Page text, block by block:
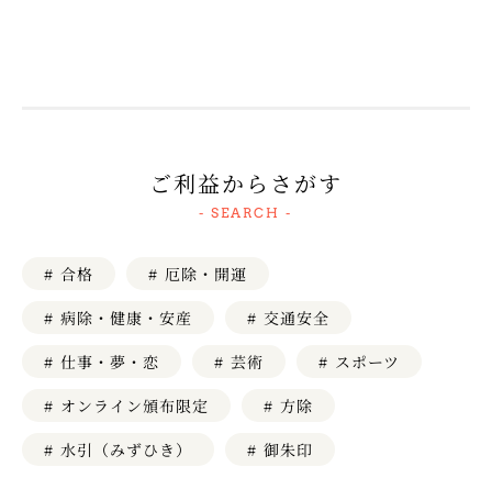
ご利益からさがす
- SEARCH -
# 合格 # 厄除・開運
# 病除・健康・安産 # 交通安全
# 仕事・夢・恋 # 芸術 # スポーツ
# オンライン頒布限定 # 方除
# 水引（みずひき） # 御朱印